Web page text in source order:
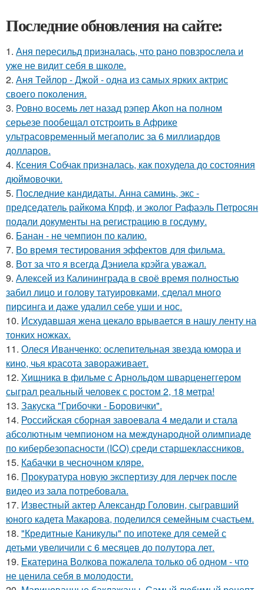
Последние обновления на сайте:
1. Аня пересильд призналась, что рано повзрослела и
уже не видит себя в школе.
2. Аня Тейлор - Джой - одна из самых ярких актрис
своего поколения.
3. Ровно восемь лет назад рэпер Akon на полном
серьезе пообещал отстроить в Африке
ультрасовременный мегаполис за 6 миллиардов
долларов.
4. Ксения Собчак призналась, как похудела до состояния
дюймовочки.
5. Последние кандидаты. Анна саминь, экс -
председатель райкома Кпрф, и эколог Рафаэль Петросян
подали документы на регистрацию в госдуму.
6. Банан - не чемпион по калию.
7. Во время тестирования эффектов для фильма.
8. Вот за что я всегда Дэниела крэйга уважал.
9. Алексей из Калининграда в своё время полностью
забил лицо и голову татуировками, сделал много
пирсинга и даже удалил себе уши и нос.
10. Исхудавшая жена цекало врывается в нашу ленту на
тонких ножках.
11. Олеся Иванченко: ослепительная звезда юмора и
кино, чья красота завораживает.
12. Хищника в фильме с Арнольдом шварценеггером
сыграл реальный человек с ростом 2, 18 метра!
13. Закуска "Грибочки - Боровички".
14. Российская сборная завоевала 4 медали и стала
абсолютным чемпионом на международной олимпиаде
по кибербезопасности (ICO) среди старшеклассников.
15. Кабачки в чесночном кляре.
16. Прокуратура новую экспертизу для лерчек после
видео из зала потребовала.
17. Известный актер Александр Головин, сыгравший
юного кадета Макарова, поделился семейным счастьем.
18. "Кредитные Каникулы" по ипотеке для семей с
детьми увеличили с 6 месяцев до полутора лет.
19. Екатерина Волкова пожалела только об одном - что
не ценила себя в молодости.